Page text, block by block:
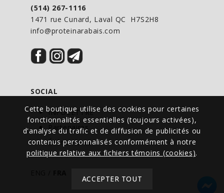
Cette boutique utilise des cookies pour certaines
fonctionnalités essentielles (toujours activées),
d'analyse du trafic et de diffusion de publicités ou
contenus personnalisés conformément à notre
politique relative aux fichiers témoins (cookies).
ACCEPTER TOUT
(514) 267-1116
1471 rue Cunard, Laval QC H7S2H8
info@proteinarabais.com
SOCIAL
INFOLETTRE
Partenaires
Événements